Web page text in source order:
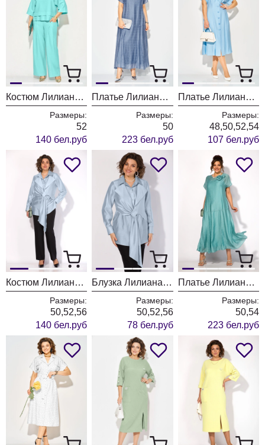
Костюм Лилиана 1526 тифани
Размеры:
52
140 бел.руб
Платье Лилиана 1524 серо-голубой
Размеры:
50
223 бел.руб
Платье Лилиана 1519
Размеры:
48,50,52,54
107 бел.руб
Костюм Лилиана 1520БрПн арктический голубой + черный
Размеры:
50,52,56
140 бел.руб
Блузка Лилиана 1520 арктический голубой
Размеры:
50,52,56
78 бел.руб
Платье Лилиана 1524
Размеры:
50,54
223 бел.руб